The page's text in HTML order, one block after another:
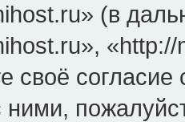
(в
своё
ними,